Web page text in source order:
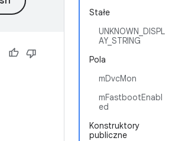
Stałe
UNKNOWN_DISPL
AY_STRING
Pola
mDvcMon
mFastbootEnabl
ed
Konstruktory
publiczne